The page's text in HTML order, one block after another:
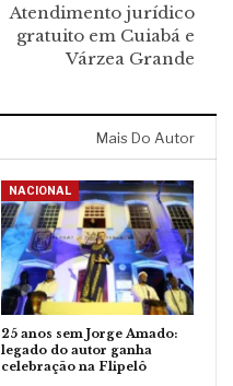
Atendimento jurídico
gratuito em Cuiabá e
Várzea Grande
Mais Do Autor
NACIONAL
25 anos sem Jorge Amado:
legado do autor ganha
celebração na Flipelô